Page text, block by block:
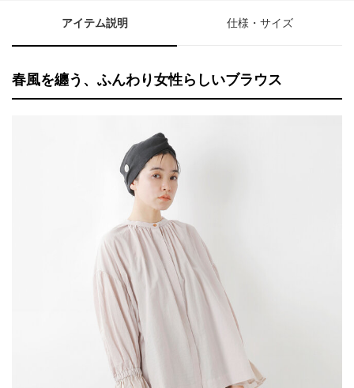
アイテム説明 仕様・サイズ
春風を纏う、ふんわり女性らしいブラウス